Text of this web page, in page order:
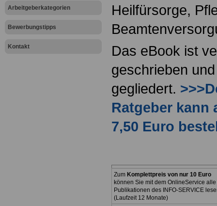
Arbeitgeberkategorien
Bewerbungstipps
Kontakt
Heilfürsorge,
Das eBook ist
geschrieben
gegliedert.
Ratgeber kann
7,50 Euro
Zum Komplettpreis von nur 10 Euro
können Sie mit dem OnlineService alle
Publikationen des INFO-SERVICE
(Laufzeit 12 Monate)